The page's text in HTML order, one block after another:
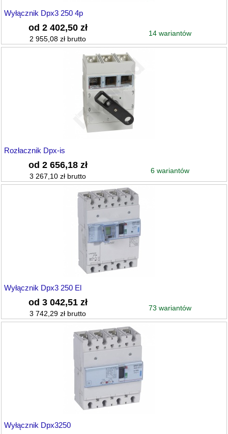
Wyłącznik Dpx3 250 4p
od 2 402,50 zł
2 955,08 zł brutto
14 wariantów
Rozłacznik Dpx-is
od 2 656,18 zł
3 267,10 zł brutto
6 wariantów
Wyłącznik Dpx3 250 El
od 3 042,51 zł
3 742,29 zł brutto
73 wariantów
Wyłącznik Dpx3250